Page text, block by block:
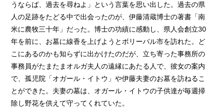
うならば、過去を尋ねよ」という言葉を思い出した。過去の県
人の足跡をたどる中で出会ったのが、伊藤清蔵博士の著書「南
米に農牧三十年」だった。博士の功績に感動し、県人会創立30
年を前に、お墓に線香を上げようとボリーバル市を訪れた。ど
こにあるのかも知らずに出かけたのだが、立ち寄った事務所の
事務員がたまたまオルガ夫人の遠縁にあたる人で、彼女の案内
で、孤児院「オガール・イトウ」や伊藤夫妻のお墓を訪ねるこ
とができた。夫妻の墓は、オガール・イトウの子供達が毎週掃
除し野花を供えて守ってくれていた。